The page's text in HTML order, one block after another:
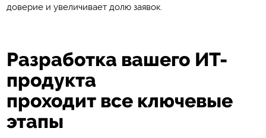
доверие и увеличивает долю заявок.
Разработка вашего ИТ-
продукта
проходит все ключевые
этапы